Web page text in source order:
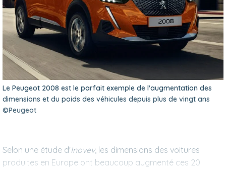
Le Peugeot 2008 est le parfait exemple de l'augmentation des
dimensions et du poids des véhicules depuis plus de vingt ans
©Peugeot
Selon une étude d'Inovev, les dimensions des voitures
produites en Europe ont beaucoup augmenté ces 20